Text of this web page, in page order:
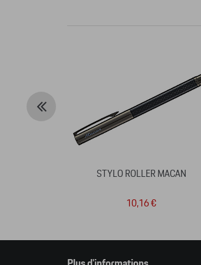
STYLO ROLLER MACAN
10,16 €